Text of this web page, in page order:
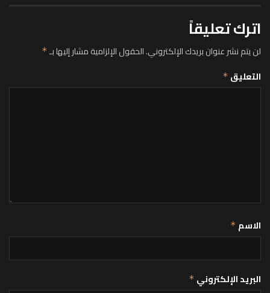
اترك تعليقاً
لن يتم نشر عنوان بريدك الإلكتروني.الحقول الإلزامية مشار إليها بـ*
التعليق *
الاسم *
البريد الإلكتروني *